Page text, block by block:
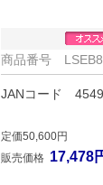
商品番号
JANコード
定価50,600円
販売価格 17,478